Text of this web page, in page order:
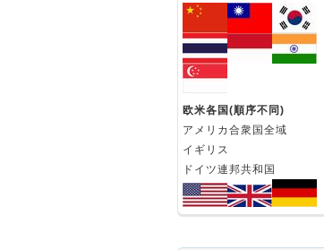
欧米各国(順序不同)
アメリカ合衆国全域
イギリス
ドイツ連邦共和国